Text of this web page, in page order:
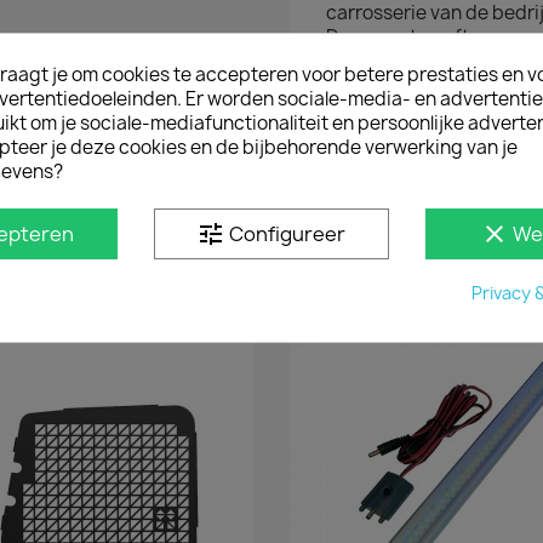
carrosserie van de
Daarnaast geeft een
beschermbar is van
van ongeveer 64 mm.
MONTAGE
De rearbar is
achterbalk is
bestelwagen. Je hoeft
montagemateriaal en
mee met de rear-bar.
IN
je om cookies te accepteren voor betere prestaties en
Er worden sociale-media- en
om je sociale-mediafunctionaliteit en persoonlijke
je deze cookies en de bijbehorende verwerking van je
tune Configureer clear
Privacy